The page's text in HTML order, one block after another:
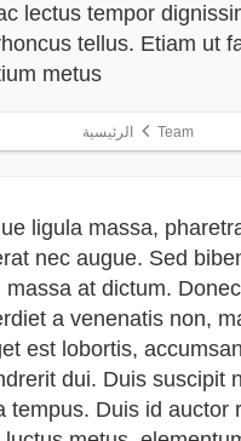
lectus tempor
tellus. Etiam ut
metus.
Team الرئيسية
ligula massa,
nec augue. Sed
massa at dictum.
a venenatis non,
est lobortis,
dui. Duis suscipit
tempus. Duis id auctor